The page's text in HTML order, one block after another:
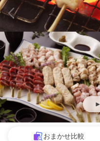
おまかせ比較